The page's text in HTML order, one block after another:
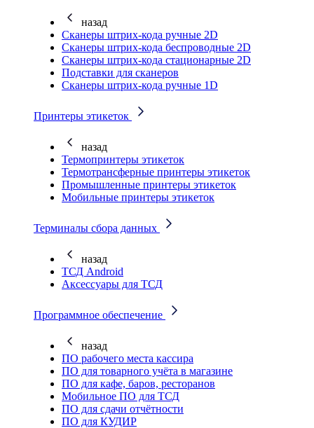
назад
Сканеры штрих-кода ручные 2D
Сканеры штрих-кода беспроводные 2D
Cканеры штрих-кода стационарные 2D
Подставки для сканеров
Сканеры штрих-кода ручные 1D
Принтеры этикеток
назад
Термопринтеры этикеток
Термотрансферные принтеры этикеток
Промышленные принтеры этикеток
Мобильные принтеры этикеток
Терминалы сбора данных
назад
ТСД Android
Аксессуары для ТСД
Программное обеспечение
назад
ПО рабочего места кассира
ПО для товарного учёта в магазине
ПО для кафе, баров, ресторанов
Мобильное ПО для ТСД
ПО для сдачи отчётности
ПО для КУДИР